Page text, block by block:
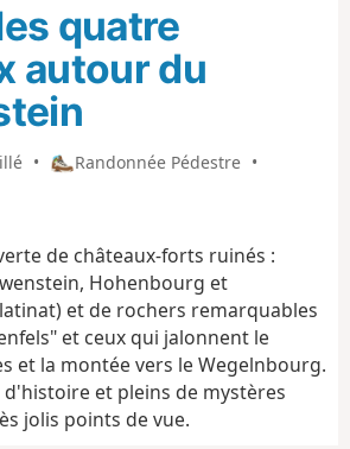
o
• Randonnée Pédestre •
quatre
autour du
de châteaux-forts ruinés :
Hohenbourg et
et de rochers remarquables
et ceux qui jalonnent le
et la montée vers le Wegelnbourg.
d'histoire et pleins de mystères
jolis points de vue.